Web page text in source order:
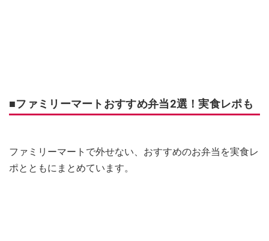
■ファミリーマートおすすめ弁当2選！実食レポも
ファミリーマートで外せない、おすすめのお弁当を実食レ
ポとともにまとめています。